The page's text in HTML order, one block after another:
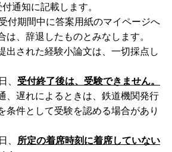
通知に記載します。
付期間中に答案用紙のマイページへ
は、辞退したものとみなします。
出された経験小論文は、一切採点し
、 受付終了後は、受験できません。
、遅れによるときは、鉄道機関発行
条件として受験を認める場合があり
、 所定の着席時刻に着席していない